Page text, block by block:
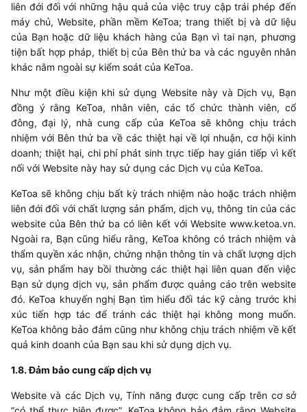
liên đới đối với những hậu quả của việc truy cập trái phép đến
máy chủ, Website, phần mềm KeToa; trang thiết bị và dữ liệu
của Bạn hoặc dữ liệu khách hàng của Bạn vì tai nạn, phương
tiện bất hợp pháp, thiết bị của Bên thứ ba và các nguyên nhân
khác nằm ngoài sự kiểm soát của KeToa.
Như một điều kiện khi sử dụng Website này và Dịch vụ, Bạn
đồng ý rằng KeToa, nhân viên, các tổ chức thành viên, cổ
đông, đại lý, nhà cung cấp của KeToa sẽ không chịu trách
nhiệm với Bên thứ ba về các thiệt hại về lợi nhuận, cơ hội kinh
doanh; thiệt hại, chi phí phát sinh trực tiếp hay gián tiếp vì kết
nối với Website này hay sử dụng các Dịch vụ của KeToa.
KeToa sẽ không chịu bất kỳ trách nhiệm nào hoặc trách nhiệm
liên đới đối với chất lượng sản phẩm, dịch vụ, thông tin của các
website của Bên thứ ba có liên kết với Website www.ketoa.vn.
Ngoài ra, Bạn cũng hiểu rằng, KeToa không có trách nhiệm và
thẩm quyền xác nhận, chứng nhận thông tin và chất lượng dịch
vụ, sản phẩm hay bồi thường các thiệt hại liên quan đến việc
Bạn sử dụng dịch vụ, sản phẩm được quảng cáo trên website
đó. KeToa khuyến nghị Bạn tìm hiểu đối tác kỹ càng trước khi
xúc tiến hợp tác để tránh các thiệt hại không mong muốn.
KeToa không bảo đảm cũng như không chịu trách nhiệm về kết
quả kinh doanh của Bạn sau khi sử dụng dịch vụ.
​1.8. Đảm bảo cung cấp dịch vụ
Website và các Dịch vụ, Tính năng được cung cấp trên cơ sở